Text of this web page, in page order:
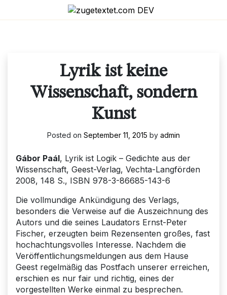
Lyrik ist keine
Wissenschaft, sondern
Kunst
Posted on September 11, 2015 by admin
Gábor Paál, Lyrik ist Logik – Gedichte aus der
Wissenschaft, Geest-Verlag, Vechta-Langförden
2008, 148 S., ISBN 978-3-86685-143-6
Die vollmundige Ankündigung des Verlags,
besonders die Verweise auf die Auszeichnung des
Autors und die seines Laudators Ernst-Peter
Fischer, erzeugten beim Rezensenten großes, fast
hochachtungsvolles Interesse. Nachdem die
Veröffentlichungsmeldungen aus dem Hause
Geest regelmäßig das Postfach unserer erreichen,
erschien es nur fair und richtig, eines der
vorgestellten Werke einmal zu besprechen.